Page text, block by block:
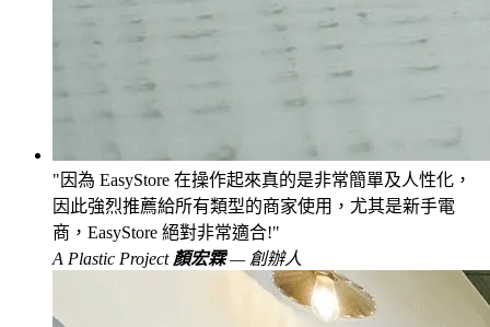
因為 EasyStore 在操作起來真的是非常簡單及人性化，
因此強烈推薦給所有類型的商家使用，尤其是新手電
商，EasyStore 絕對非常適合!
A Plastic Project 顏宏霖— 創辦人